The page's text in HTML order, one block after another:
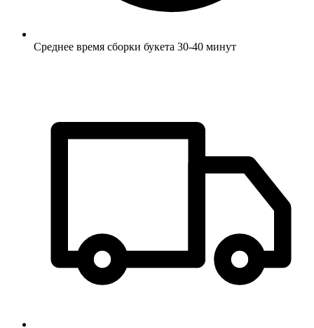
Среднее время сборки букета 30-40 минут